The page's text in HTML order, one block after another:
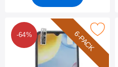
6-PACK
-64%
6-Pack Skärmskydd